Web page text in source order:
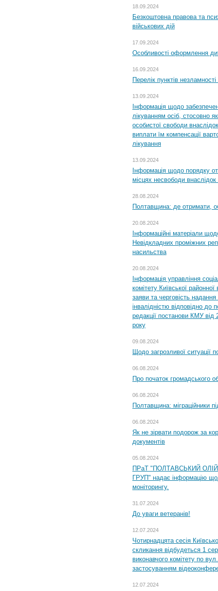
18.09.2024
Безкоштовна правова та
військових дій
17.09.2024
Особливості оформлення
16.09.2024
Перелік пунктів
13.09.2024
Інформація щодо
лікуванням осіб, стосовно
особистої свободи
виплати їм компенсації
лікування
13.09.2024
Інформація щодо порядку
місцях несвободи внаслідок
28.08.2024
Полтавщина: де отримати,
20.08.2024
Інформаційні матеріали
Невідкладних проміжних
насильства
20.08.2024
Інформація управління
комітету Київської
заяви та черговість надання
інвалідністю відповідно
редакції постанови КМУ
року
09.08.2024
Щодо загрозливої ситуації
06.08.2024
Про початок громадського
06.08.2024
Полтавщина: міграційники
06.08.2024
Як не зірвати подорож за
документів
05.08.2024
ПРаТ "ПОЛТАВСЬКИЙ
ГРУП" надає інформацію
моніторингу.
31.07.2024
До уваги ветеранів!
12.07.2024
Чотирнадцята сесія
скликання відбудеться 1
виконавчого комітету по
застосуванням
12.07.2024